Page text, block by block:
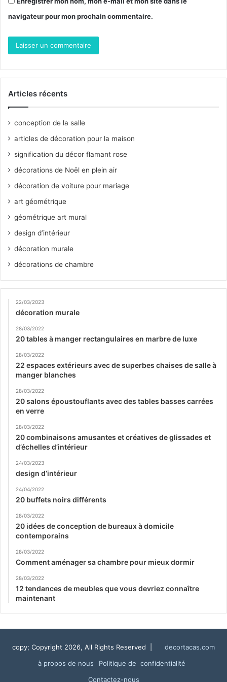
navigateur pour mon prochain commentaire.
Articles récents
conception de la salle
articles de décoration pour la maison
signification du décor flamant rose
décorations de Noël en plein air
décoration de voiture pour mariage
art géométrique
géométrique art mural
design d’intérieur
décoration murale
décorations de chambre
22/03/2023
décoration murale
28/03/2022
20 tables à manger rectangulaires en marbre de luxe
28/03/2022
22 espaces extérieurs avec de superbes chaises de salle à
manger blanches
28/03/2022
20 salons époustouflants avec des tables basses carrées
en verre
28/03/2022
20 combinaisons amusantes et créatives de glissades et
d’échelles d’intérieur
24/03/2023
design d’intérieur
24/04/2022
20 buffets noirs différents
28/03/2022
20 idées de conception de bureaux à domicile
contemporains
28/03/2022
Comment aménager sa chambre pour mieux dormir
28/03/2022
12 tendances de meubles que vous devriez connaître
maintenant
copy; Copyright 2026, All Rights Reserved |
decortacas.com
à propos de nous
Politique de confidentialité
Contactez-nous